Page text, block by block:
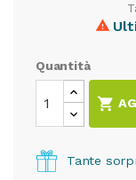

Quantità

Tante